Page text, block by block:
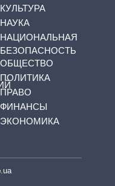
КУЛЬТУРА
НАУКА
НАЦИОНАЛЬНАЯ
БЕЗОПАСНОСТЬ
ОБЩЕСТВО
ПОЛИТИКА
ПРАВО
ФИНАНСЫ
ЭКОНОМИКА